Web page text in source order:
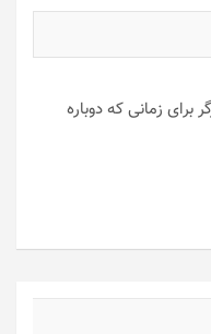
برای زمانی که دوباره